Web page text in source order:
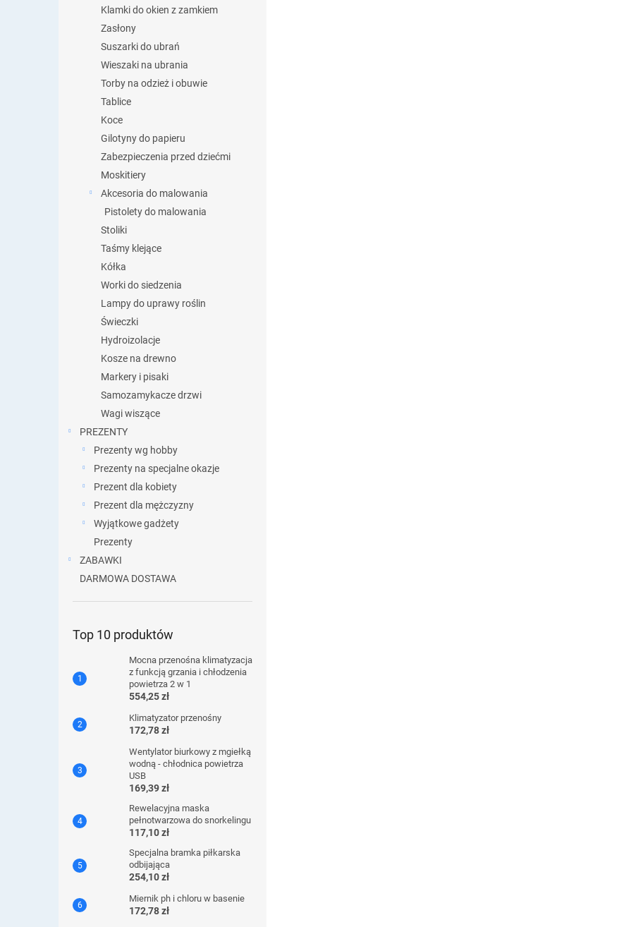
Klamki do okien z zamkiem
Zasłony
Suszarki do ubrań
Wieszaki na ubrania
Torby na odzież i obuwie
Tablice
Koce
Gilotyny do papieru
Zabezpieczenia przed dziećmi
Moskitiery
Akcesoria do malowania
Pistolety do malowania
Stoliki
Taśmy klejące
Kółka
Worki do siedzenia
Lampy do uprawy roślin
Świeczki
Hydroizolacje
Kosze na drewno
Markery i pisaki
Samozamykacze drzwi
Wagi wiszące
PREZENTY
Prezenty wg hobby
Prezenty na specjalne okazje
Prezent dla kobiety
Prezent dla mężczyzny
Wyjątkowe gadżety
Prezenty
ZABAWKI
DARMOWA DOSTAWA
Top 10 produktów
Mocna przenośna klimatyzacja
z funkcją grzania i chłodzenia
powietrza 2 w 1
554,25 zł
Klimatyzator przenośny
172,78 zł
Wentylator biurkowy z mgiełką
wodną - chłodnica powietrza
USB
169,39 zł
Rewelacyjna maska ​​
pełnotwarzowa do snorkelingu
117,10 zł
Specjalna bramka piłkarska
odbijająca
254,10 zł
Miernik ph i chloru w basenie
172,78 zł